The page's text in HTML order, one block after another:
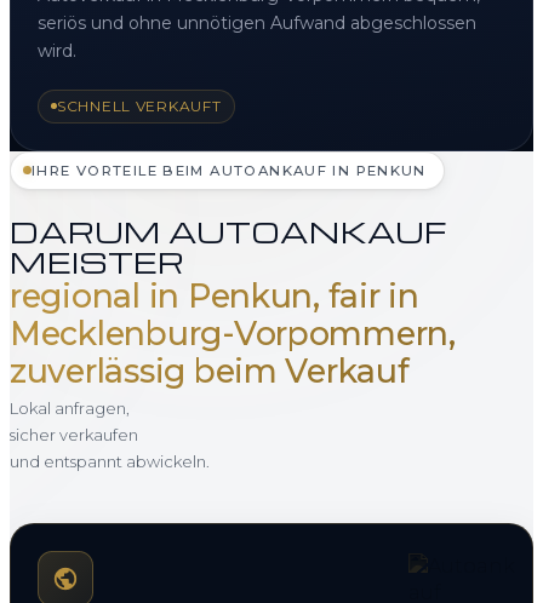
seriös und ohne unnötigen Aufwand abgeschlossen
wird.
SCHNELL VERKAUFT
IHRE VORTEILE BEIM AUTOANKAUF IN PENKUN
DARUM AUTOANKAUF
MEISTER
regional in Penkun, fair in
Mecklenburg-Vorpommern,
zuverlässig beim Verkauf
Lokal anfragen,
sicher verkaufen
und entspannt abwickeln.